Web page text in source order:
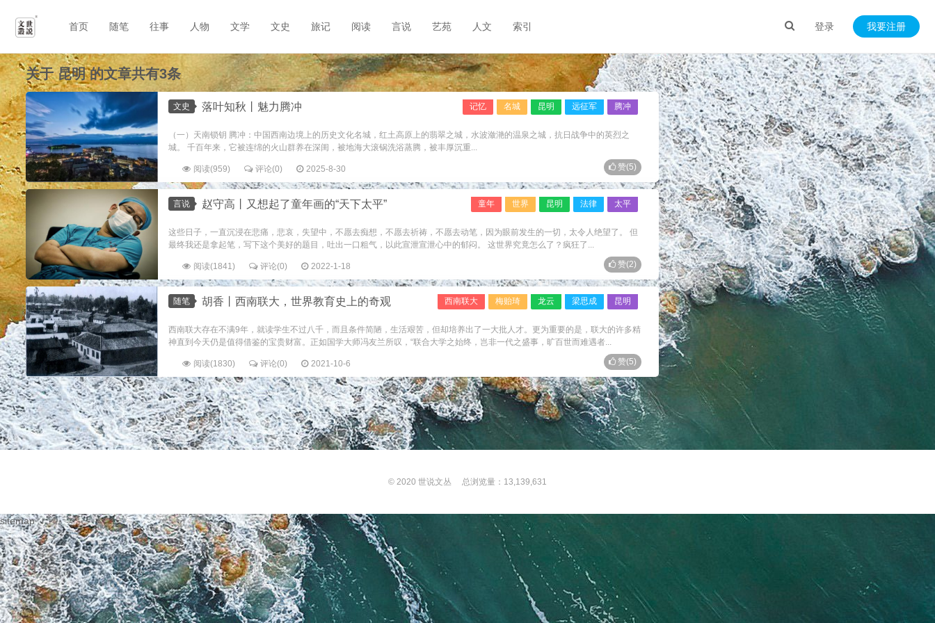
登录 我要注册
首页 随笔 往事 人物 文学 文史 旅记 阅读 言说 艺苑 人文 索引
关于昆明的文章共有3条
文史 记忆 名城 昆明 远征军 腾冲
落叶知秋丨魅力腾冲
（一）天南锁钥 腾冲：中国西南边境上的历史文化名城，红土高原上的翡翠之城，水波潋滟的温泉之城，抗日战争中的英烈之
城。 千百年来，它被连绵的火山群养在深闺，被地海大滚锅洗浴蒸腾，被丰厚沉重...
阅读(959) 评论(0) 2025-8-30 赞(5)
言说 童年 世界 昆明 法律 太平
赵守高丨又想起了童年画的“天下太平”
这些日子，一直沉浸在悲痛，悲哀，失望中，不愿去痴想，不愿去祈祷，不愿去动笔，因为眼前发生的一切，太令人绝望了。 但
最终我还是拿起笔，写下这个美好的题目，吐出一口粗气，以此宣泄宣泄心中的郁闷。 这世界究竟怎么了？疯狂了...
阅读(1841) 评论(0) 2022-1-18 赞(2)
随笔 西南联大 梅贻琦 龙云 梁思成 昆明
胡香丨西南联大，世界教育史上的奇观
西南联大存在不满9年，就读学生不过八千，而且条件简陋，生活艰苦，但却培养出了一大批人才。更为重要的是，联大的许多精
神直到今天仍是值得借鉴的宝贵财富。正如国学大师冯友兰所叹，“联合大学之始终，岂非一代之盛事，旷百世而难遇者...
阅读(1830) 评论(0) 2021-10-6 赞(5)
© 2020 世说文丛 总浏览量：13,139,631
sitemap